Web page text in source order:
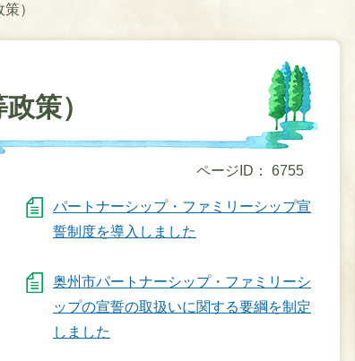
）
策）
ページID： 6755
パートナーシップ・ファミリーシップ宣
誓制度を導入しました
奥州市パートナーシップ・ファミリーシ
ップの宣誓の取扱いに関する要綱を制定
しました